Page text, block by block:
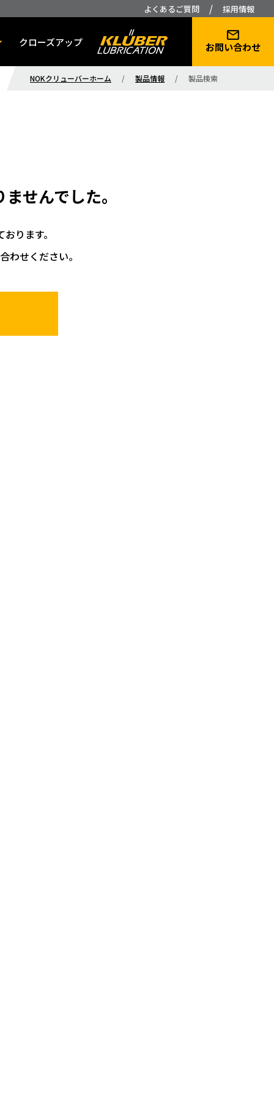
よくあるご質問 / 採用情報
クローズアップ お問い合わせ
NOKクリューバーホーム / 製品情報 / 製品検索
せんでした。
ります。
わせください。